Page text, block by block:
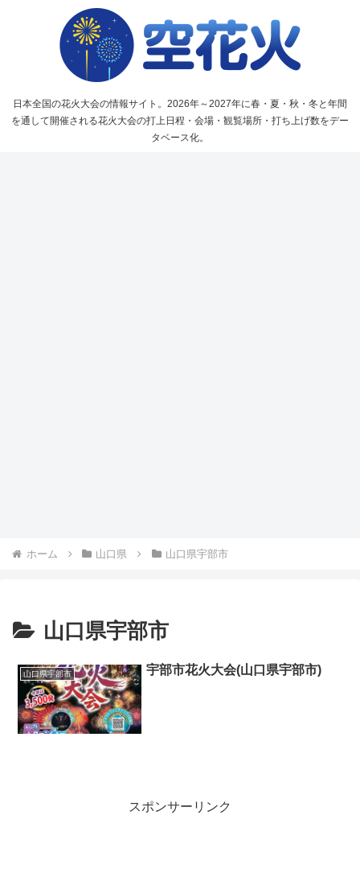
日本全国の花火大会の情報サイト。2026年～2027年に春・夏・秋・冬と年間
を通して開催される花火大会の打上日程・会場・観覧場所・打ち上げ数をデー
タベース化。
ホーム 山口県 山口県宇部市
山口県宇部市
山口県宇部市 宇部市花火大会(山口県宇部市)
スポンサーリンク